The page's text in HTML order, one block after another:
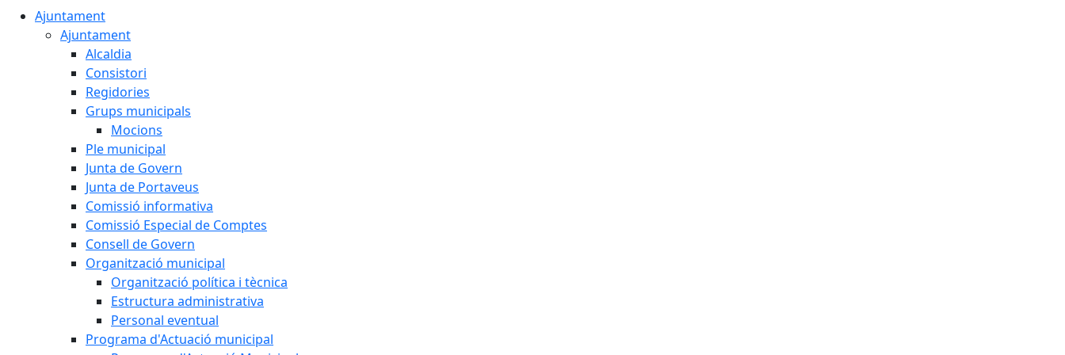
Ajuntament
Ajuntament
Alcaldia
Consistori
Regidories
Grups municipals
Mocions
Ple municipal
Junta de Govern
Junta de Portaveus
Comissió informativa
Comissió Especial de Comptes
Consell de Govern
Organització municipal
Organització política i tècnica
Estructura administrativa
Personal eventual
Programa d'Actuació municipal